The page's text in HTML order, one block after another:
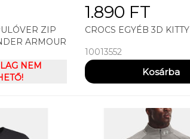
ZIP
ARMOUR
NEM
1.890 FT
CROCS EGYÉB 3D KITTY
10013552